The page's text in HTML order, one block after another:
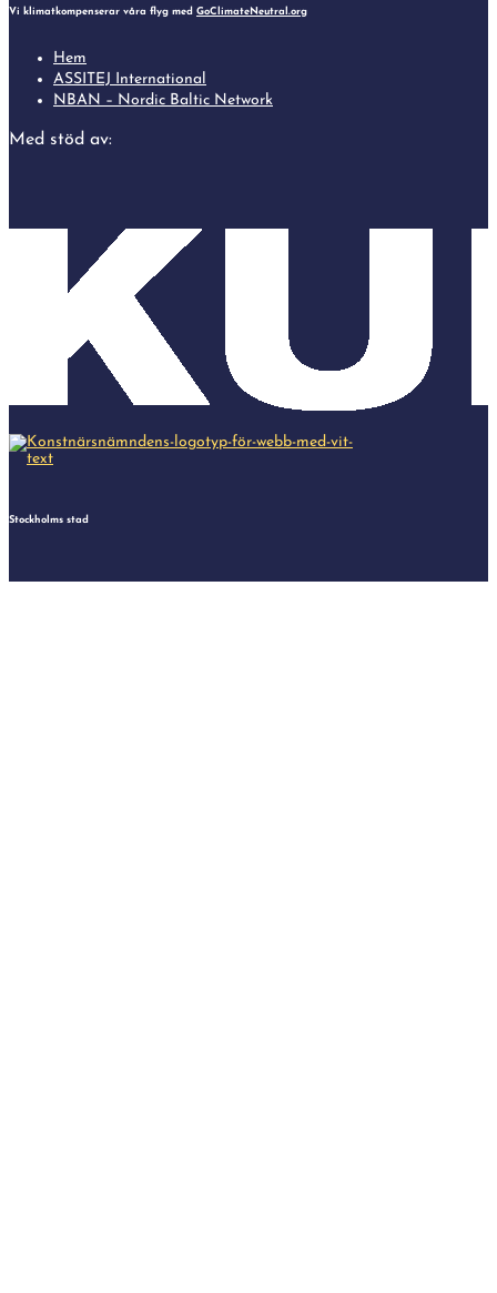
Vi klimatkompenserar våra flyg med GoClimateNeutral.org
Hem
ASSITEJ International
NBAN – Nordic Baltic Network
Med stöd av:
Stockholms stad